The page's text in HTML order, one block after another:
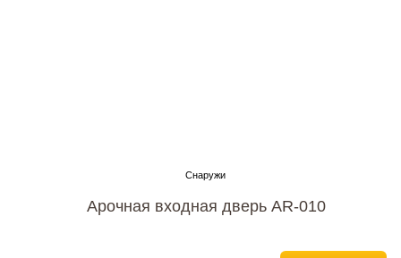
Арочная входная дверь AR-010